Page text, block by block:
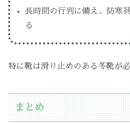
長時間の行列に備え、防寒
る
特に靴は滑り止めのある冬靴が必
まとめ